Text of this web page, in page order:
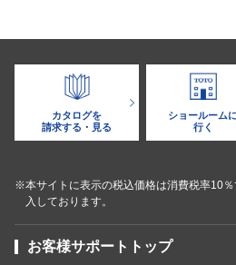
カタログを
請求する・見る
ショールームに
行く
※本サイトに表示の税込価格は消費税率10
入しております。
お客様サポートトップ